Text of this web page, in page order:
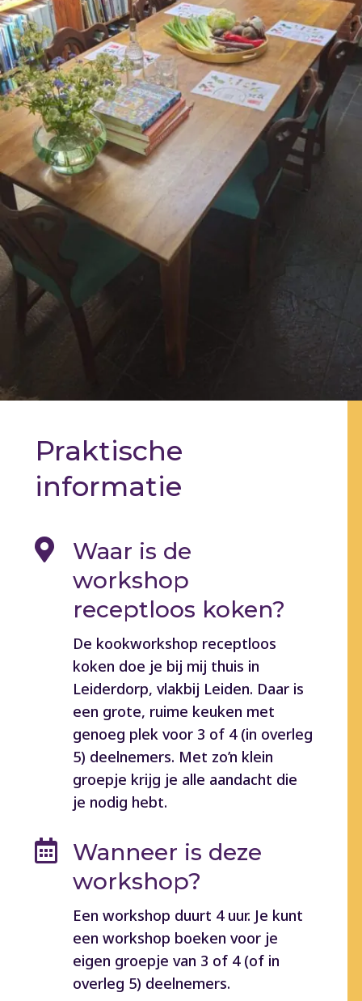
Praktische
informatie

Waar is de
workshop
receptloos koken?
De kookworkshop receptloos
koken doe je bij mij thuis in
Leiderdorp, vlakbij Leiden. Daar is
een grote, ruime keuken met
genoeg plek voor 3 of 4 (in overleg
5) deelnemers. Met zo’n klein
groepje krijg je alle aandacht die
je nodig hebt.

Wanneer is deze
workshop?
Een workshop duurt 4 uur. Je kunt
een workshop boeken voor je
eigen groepje van 3 of 4 (of in
overleg 5) deelnemers.